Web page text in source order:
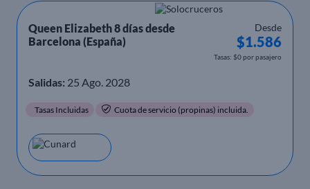
Queen Elizabeth 8 días desde
Barcelona (España)
Desde
$1.586
Tasas: $0 por pasajero
Salidas: 25 Ago. 2028
Tasas Incluidas Cuota de servicio (propinas) incluida.